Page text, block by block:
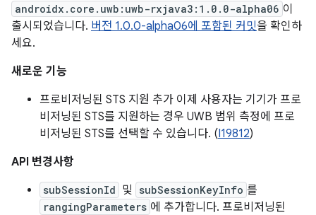
androidx.core.uwb:uwb-rxjava3:1.0.0-alpha06 이
출시되었습니다. 버전 1.0.0-alpha06에 포함된 커밋을 확인하
세요.
새로운 기능
프로비저닝된 STS 지원 추가 이제 사용자는 기기가 프로
비저닝된 STS를 지원하는 경우 UWB 범위 측정에 프로
비저닝된 STS를 선택할 수 있습니다. (I19812)
API 변경사항
subSessionId 및 subSessionKeyInfo 를
rangingParameters 에 추가합니다. 프로비저닝된